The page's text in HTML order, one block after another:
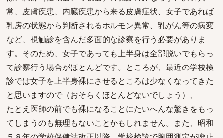
常、皮膚疾患、内臓疾患から来る皮膚症状、女子であれば
乳房の状態から判断されるホルモン異常、乳がん等の病変
など、視触診を含んだ多面的な診察を行う必要がありま
す。そのため、女子であっても上半身は全部脱いでもらっ
て診察行う場合がほとんどです。ところが、最近の学校検
診では女子を上半身裸にさせるところは少なくなってきた
と思いますので（おそらくほとんどないでしょう）、
たとえ医師の前でも裸になることにたいへんな驚きをもっ
てしまうのも無理もないことかもしれません。また、昭和